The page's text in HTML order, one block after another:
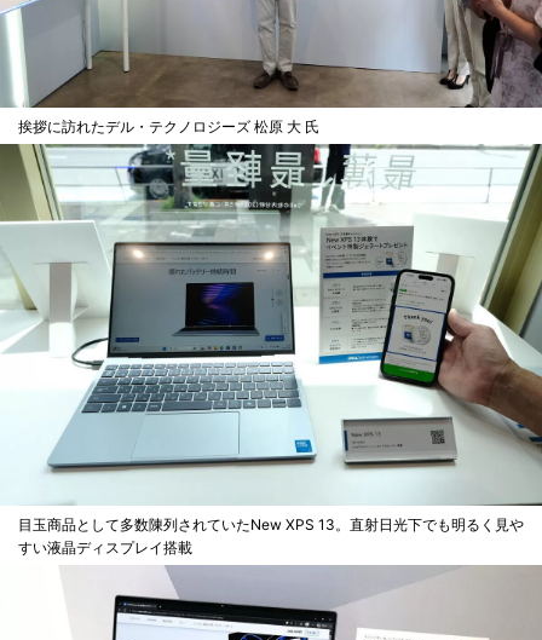
挨拶に訪れたデル・テクノロジーズ 松原 大 氏
目玉商品として多数陳列されていたNew XPS 13。直射日光下でも明るく見や
すい液晶ディスプレイ搭載